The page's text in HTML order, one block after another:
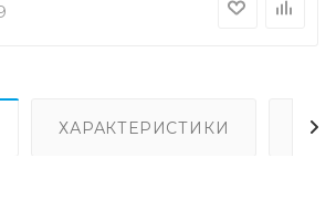
ХАРАКТЕРИСТИКИ